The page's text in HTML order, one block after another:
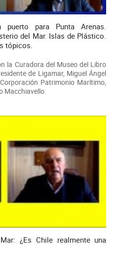
para Punta Arenas.
del Mar. Islas de Plástico.
tópicos.
la Curadora del Museo del Libro
de Ligamar, Miguel Ángel
Patrimonio Marítimo,
Macchiavello.
¿Es Chile realmente una